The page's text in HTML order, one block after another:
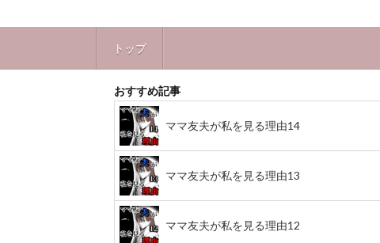
トップ
おすすめ記事
ママ友夫が私を見る理由14
ママ友夫が私を見る理由13
ママ友夫が私を見る理由12